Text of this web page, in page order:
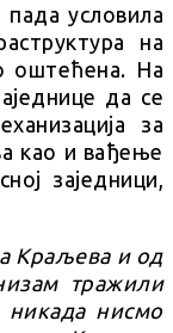
условила
на
оштећена. На
да се
за
као и вађење
заједници,
Краљева и од
тражили
нисмо